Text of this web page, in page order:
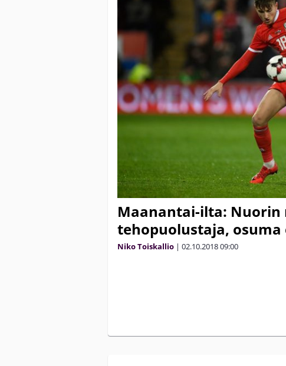
Maanantai-ilta:
tehopuolustaja,
Niko Toiskallio | 02.10.201809:00